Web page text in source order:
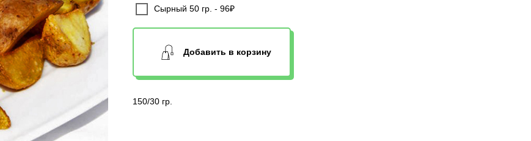
Сырный 50 гр. - 96₽
Добавить в корзину
150/30 гр.